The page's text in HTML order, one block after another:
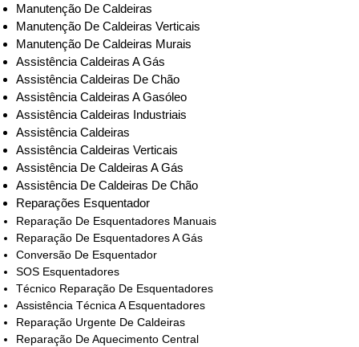
Manutenção De Caldeiras
Manutenção De Caldeiras Verticais
Manutenção De Caldeiras Murais
Assistência Caldeiras A Gás
Assistência Caldeiras De Chão
Assistência Caldeiras A Gasóleo
Assistência Caldeiras Industriais
Assistência Caldeiras
Assistência Caldeiras Verticais
Assistência De Caldeiras A Gás
Assistência De Caldeiras De Chão
Reparações Esquentador
Reparação De Esquentadores Manuais
Reparação De Esquentadores A Gás
Conversão De Esquentador
SOS Esquentadores
Técnico Reparação De Esquentadores
Assistência Técnica A Esquentadores
Reparação Urgente De Caldeiras
Reparação De Aquecimento Central